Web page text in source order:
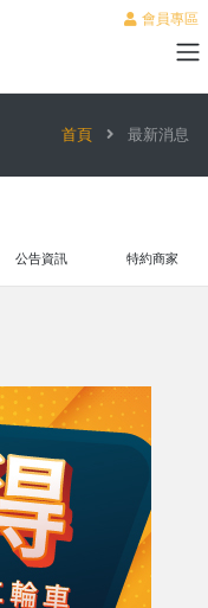
會員專區
首頁 最新消息
公告資訊 特約商家